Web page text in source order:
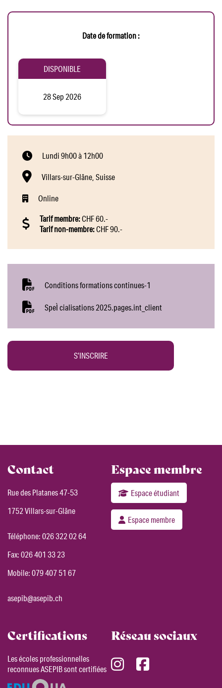
Date de formation :
DISPONIBLE
28 Sep 2026
Lundi 9h00 à 12h00
Villars-sur-Glâne, Suisse
Online
Tarif membre:CHF 60.-
Tarif non-membre:CHF 90.-
Conditions formations continues-1
SpeÌ cialisations 2025.pages.int_client
S’INSCRIRE
Contact
Rue des Platanes 47-53
1752 Villars-sur-Glâne
Téléphone:026 322 02 64
Fax: 026 401 33 23
Mobile:079 407 51 67
asepib@asepib.ch
Espace membre
Espace étudiant
Espace membre
Certifications
Les écoles professionnelles
reconnues ASEPIB sont certifiées
Réseau sociaux